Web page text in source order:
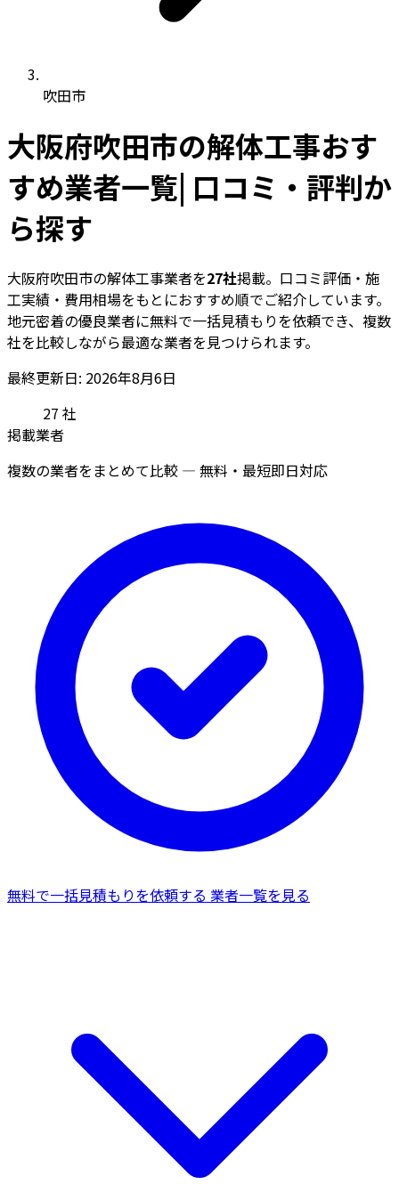
吹田市
大阪府吹田市の解体工事おす
すめ業者一覧| 口コミ・評判か
ら探す
大阪府吹田市の解体工事業者を27社掲載。口コミ評価・施
工実績・費用相場をもとにおすすめ順でご紹介しています。
地元密着の優良業者に無料で一括見積もりを依頼でき、複数
社を比較しながら最適な業者を見つけられます。
最終更新日: 2026年8月6日
27 社
掲載業者
複数の業者をまとめて比較 — 無料・最短即日対応
無料で一括見積もりを依頼する 業者一覧を見る